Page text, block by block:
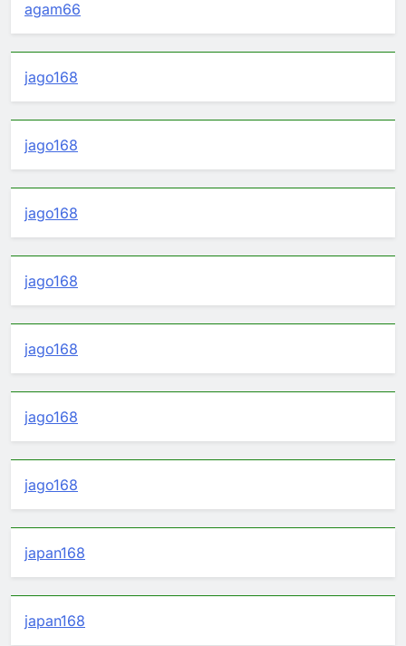
agam66
jago168
jago168
jago168
jago168
jago168
jago168
jago168
japan168
japan168